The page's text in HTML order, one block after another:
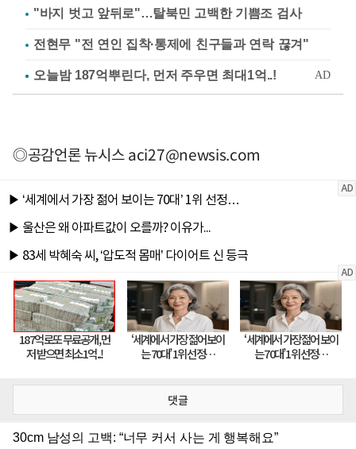
"바지 벗고 앞뒤로"…탈북민 고백한 기쁨조 검사
전현무 "전 연인 집착·통제에 친구들과 연락 끊겨"
◎공감언론 뉴시스aci27@newsis.com
댓글